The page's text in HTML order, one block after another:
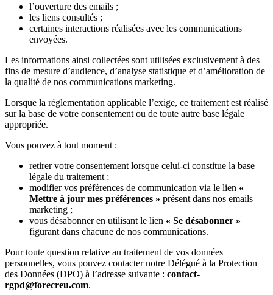
l’ouverture des emails ;
les liens consultés ;
certaines interactions réalisées avec les communications
envoyées.
Les informations ainsi collectées sont utilisées exclusivement à des
fins de mesure d’audience, d’analyse statistique et d’amélioration de
la qualité de nos communications marketing.
Lorsque la réglementation applicable l’exige, ce traitement est réalisé
sur la base de votre consentement ou de toute autre base légale
appropriée.
Vous pouvez à tout moment :
retirer votre consentement lorsque celui-ci constitue la base
légale du traitement ;
modifier vos préférences de communication via le lien «
Mettre à jour mes préférences » présent dans nos emails
marketing ;
vous désabonner en utilisant le lien « Se désabonner »
figurant dans chacune de nos communications.
Pour toute question relative au traitement de vos données
personnelles, vous pouvez contacter notre Délégué à la Protection
des Données (DPO) à l’adresse suivante : contact-
rgpd@forecreu.com.